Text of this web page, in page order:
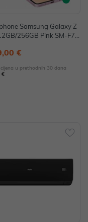
Samsung Galaxy Z
256GB Pink SM-F77
€
u prethodnih 30 dana
€